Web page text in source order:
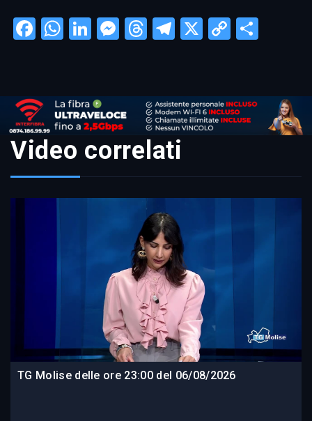
Facebook
WhatsApp
LinkedIn
Messenger
Threads
Telegram
X
Copy
Video correlati
TG Molise delle ore 23:00 del 06/08/2026